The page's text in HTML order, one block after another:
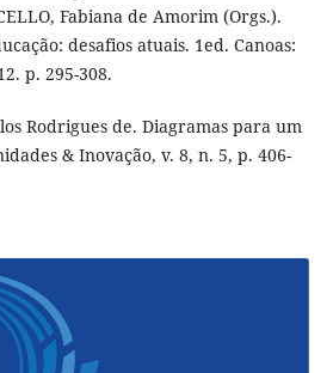
Fabiana de Amorim (Orgs.).
desafios atuais. 1ed. Canoas:
p. 295-308.
Rodrigues de. Diagramas para um
& Inovação, v. 8, n. 5, p. 406-